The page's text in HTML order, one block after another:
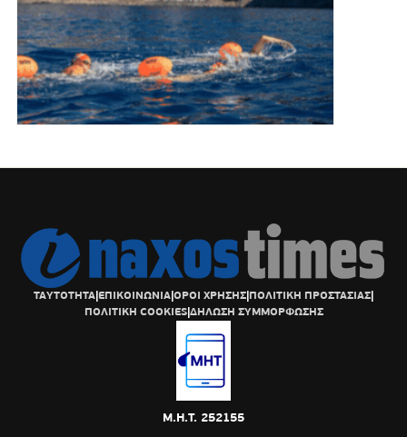
ΤΑΥΤΟΤΗΤΑ|ΕΠΙΚΟΙΝΩΝΙΑ|ΟΡΟΙ ΧΡΗΣΗΣ|ΠΟΛΙΤΙΚΗ ΠΡΟΣΤΑΣΙΑΣ|
ΠΟΛΙΤΙΚΗ COOKIES|ΔΗΛΩΣΗ ΣΥΜΜΟΡΦΩΣΗΣ
Μ.Η.Τ. 252155